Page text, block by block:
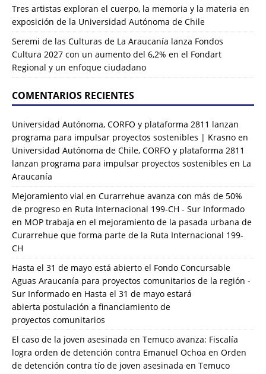
Tres artistas exploran el cuerpo, la memoria y la materia en
exposición de la Universidad Autónoma de Chile
Seremi de las Culturas de La Araucanía lanza Fondos
Cultura 2027 con un aumento del 6,2% en el Fondart
Regional y un enfoque ciudadano
COMENTARIOS RECIENTES
Universidad Autónoma, CORFO y plataforma 2811 lanzan
programa para impulsar proyectos sostenibles | Krasno en
Universidad Autónoma de Chile, CORFO y plataforma 2811
lanzan programa para impulsar proyectos sostenibles en La
Araucanía
Mejoramiento vial en Curarrehue avanza con más de 50%
de progreso en Ruta Internacional 199-CH - Sur Informado
en MOP trabaja en el mejoramiento de la pasada urbana de
Curarrehue que forma parte de la Ruta Internacional 199-
CH
Hasta el 31 de mayo está abierto el Fondo Concursable
Aguas Araucanía para proyectos comunitarios de la región -
Sur Informado en Hasta el 31 de mayo estará
abierta postulación a financiamiento de
proyectos comunitarios
El caso de la joven asesinada en Temuco avanza: Fiscalía
logra orden de detención contra Emanuel Ochoa en Orden
de detención contra tío de joven asesinada en Temuco